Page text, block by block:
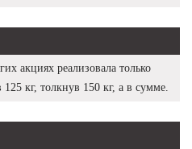
акциях реализовала только
кг, толкнув 150 кг, а в сумме.